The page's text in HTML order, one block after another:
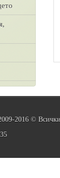
2016 ©